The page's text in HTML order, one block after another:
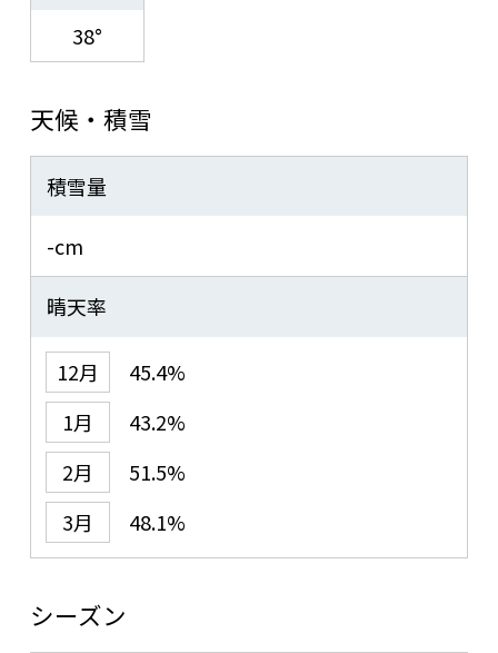
38°
天候・積雪
積雪量
-cm
晴天率
12月
45.4%
1月
43.2%
2月
51.5%
3月
48.1%
シーズン